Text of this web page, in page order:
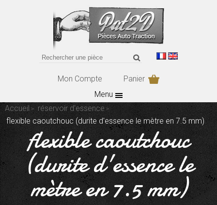
Mon Compte
Panier
Menu
Accueil
réservoir d'essence
flexible caoutchouc (durite d'essence le mètre en 7.5 mm)
flexible caoutchouc
(durite d'essence le
mètre en 7.5 mm)